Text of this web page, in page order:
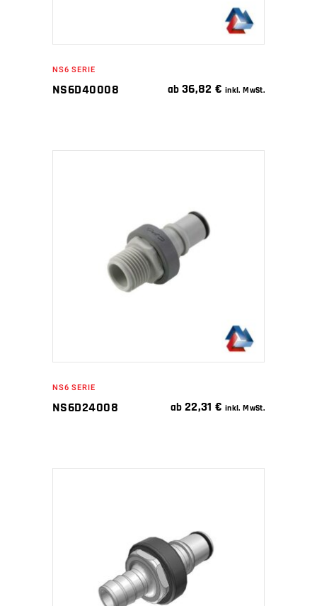
NS6 SERIE
NS6D40008 ab 36,82€ inkl. MwSt.
IN DEN WARENKORB
NS6 SERIE
NS6D24008 ab 22,31€ inkl. MwSt.
IN DEN WARENKORB